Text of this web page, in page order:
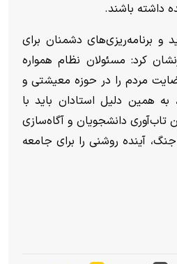
داشته باشند.
و برنامه‌ریزی‌های دشمنان برای
کرد: مسئولان نظام همواره
مردم را در حوزه معیشتی و
همین دلیل استادان باید با
تاب‌آوری دانشجویان و آگاه‌سازی
آینده روشنی را برای جامعه